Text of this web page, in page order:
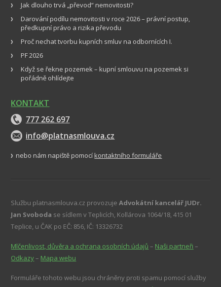
Jak dlouho trvá „převod“ nemovitosti?
Darování podílu nemovitosti v roce 2026 – právní postup,
předkupní právo a rizika převodu
Proč nechat tvorbu kupních smluv na odbornících I.
PF 2026
Když se řekne pozemek – kupní smlouvu na pozemek si
pořádně ohlídejte
KONTAKT
777 262 697
info@platnasmlouva.cz
nebo nám napiště pomocí kontaktního formuláře
Službu platnasmlouva.cz provozujeAdvokátní kancelář JUDr.
Jan Svoboda se sídlem v Teplicích, Kollárova 1064/18, 415 01
Teplice, u ČAK po EČ: 856, IČ: 13326732
Mlčenlivost, důvěra a ochrana osobních údajů – Naši partneři –
Odkazy– Mapa webu
Formuláře tohoto webu jsou chráněny proti spamu pomocí služby